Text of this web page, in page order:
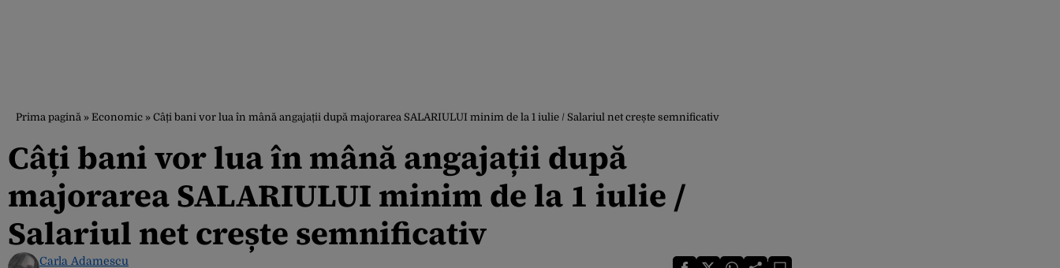
Prima pagină » Economic » Câți bani vor lua în mână angajații după majorarea SALARIULUI minim de la 1 iulie / Salariul net crește semnificativ
Câți bani vor lua în mână angajații după
majorarea SALARIULUI minim de la 1 iulie /
Salariul net crește semnificativ
Carla Adamescu